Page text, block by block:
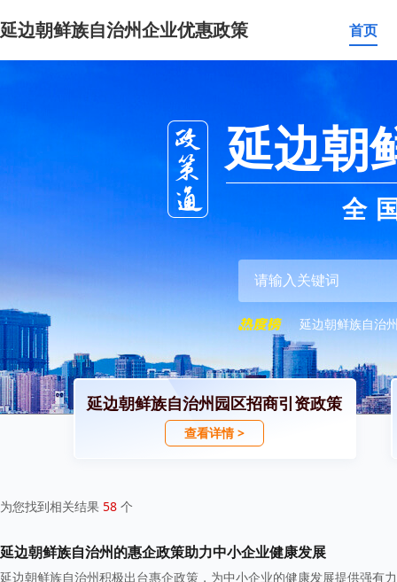
延边朝鲜族自治州企业优惠政策 首页
延边朝
全
延边朝鲜族自治
延边朝鲜族自治州园区招商引资政策
查看详情 >
为您找到相关结果 58 个
延边朝鲜族自治州的惠企政策助力中小企业健康发展
延边朝鲜族自治州积极出台惠企政策，为中小企业的健康发展提供强有